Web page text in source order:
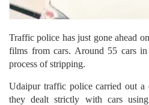
Traffic police has just gone ahead
films from cars. Around 55 cars
process of stripping.
Udaipur traffic police carried out a
they dealt strictly with cars